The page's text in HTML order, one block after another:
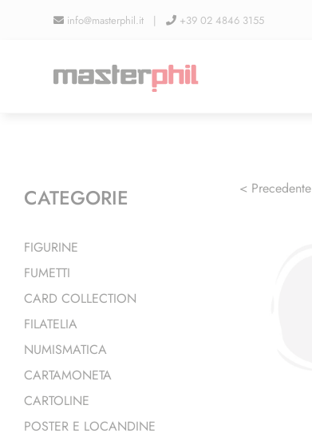
info@masterphil.it | +39 02 4846 3155
< Precedente
CATEGORIE
FIGURINE
FUMETTI
CARD COLLECTION
FILATELIA
NUMISMATICA
CARTAMONETA
CARTOLINE
POSTER E LOCANDINE